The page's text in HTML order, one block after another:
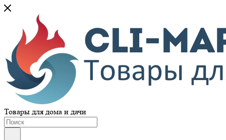
Товары для дома и дачи